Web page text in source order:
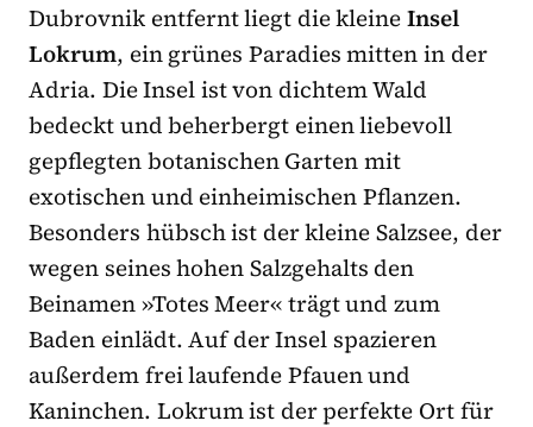
Dubrovnik entfernt liegt die kleineInsel
Lokrum, ein grünes Paradies mitten in der
Adria. Die Insel ist von dichtem Wald
bedeckt und beherbergt einen liebevoll
gepflegten botanischen Garten mit
exotischen und einheimischen Pflanzen.
Besonders hübsch ist der kleine Salzsee, der
wegen seines hohen Salzgehalts den
Beinamen »Totes Meer« trägt und zum
Baden einlädt. Auf der Insel spazieren
außerdem frei laufende Pfauen und
Kaninchen. Lokrum ist der perfekte Ort für